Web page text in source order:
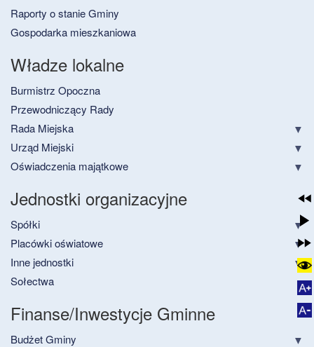
Raporty o stanie Gminy
Gospodarka mieszkaniowa
Władze lokalne
Burmistrz Opoczna
Przewodniczący Rady
Rada Miejska
Urząd Miejski
Oświadczenia majątkowe
Jednostki organizacyjne
Spółki
Placówki oświatowe
Inne jednostki
Sołectwa
Finanse/Inwestycje Gminne
Budżet Gminy